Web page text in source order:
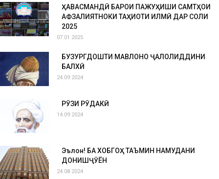
ҲАВАСМАНДӢ БАРОИ ПАЖУҲИШИ САМТҲОИ
АФЗАЛИЯТНОКИ ТАҲҚИҚОТИ ИЛМӢ ДАР СОЛИ
2025
07.01.2025
БУЗУРГДОШТИ МАВЛОНО ҶАЛОЛИДДИНИ
БАЛХӢ
24.09.2024
РӮЗИ РӮДАКӢ
14.09.2024
Эълон! БА ХОБГОҲ ТАЪМИН НАМУДАНИ
ДОНИШҶӮЁН
24.08.2024